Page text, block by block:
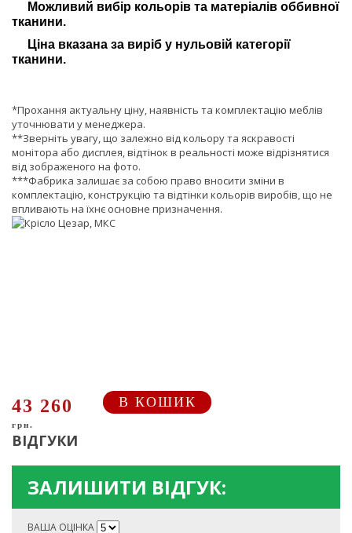
Можливий вибір кольорів та матеріалів оббивної
тканини.
Ціна вказана за виріб у нульовій категорії
тканини.
*Прохання актуальну ціну, наявність та комплектацію меблів
уточнювати у менеджера.
**Зверніть увагу, що залежно від кольору та яскравості
монітора або дисплея, відтінок в реальності може відрізнятися
від зображеного на фото.
***Фабрика залишає за собою право вносити зміни в
комплектацію, конструкцію та відтінки кольорів виробів, що не
впливають на їхнє основне призначення.
43 260
грн.
В КОШИК
ВІДГУКИ
ЗАЛИШИТИ ВІДГУК:
ВАША ОЦІНКА